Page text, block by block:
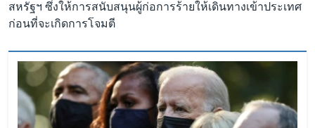
สหรัฐฯ ซึ่งให้การสนับสนุนผู้ก่อการร้ายให้เดินทางเข้าประเทศ
ก่อนที่จะเกิดการโจมตี